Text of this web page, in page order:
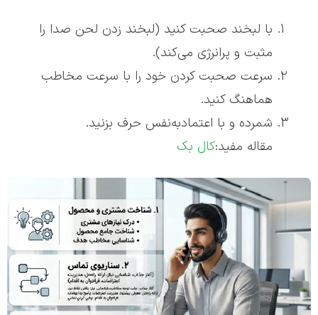
با لبخند صحبت کنید (لبخند زدن لحن صدا را
مثبت و پرانرژی می‌کند).
سرعت صحبت کردن خود را با سرعت مخاطب
هماهنگ کنید.
شمرده و با اعتمادبه‌نفس حرف بزنید.
مقاله مفید:کال بک